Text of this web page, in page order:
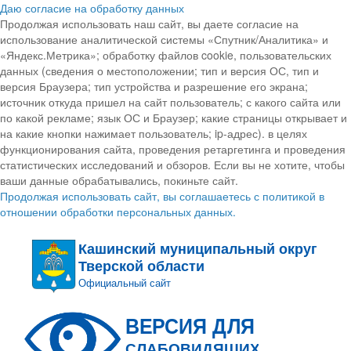
Даю согласие на обработку данных
Продолжая использовать наш сайт, вы даете согласие на
использование аналитической системы «Спутник/Аналитика» и
«Яндекс.Метрика»; обработку файлов cookie, пользовательских
данных (сведения о местоположении; тип и версия ОС, тип и
версия Браузера; тип устройства и разрешение его экрана;
источник откуда пришел на сайт пользователь; с какого сайта или
по какой рекламе; язык ОС и Браузер; какие страницы открывает и
на какие кнопки нажимает пользователь; ip-адрес). в целях
функционирования сайта, проведения ретаргетинга и проведения
статистических исследований и обзоров. Если вы не хотите, чтобы
ваши данные обрабатывались, покиньте сайт.
Продолжая использовать сайт, вы соглашаетесь с политикой в
отношении обработки персональных данных.